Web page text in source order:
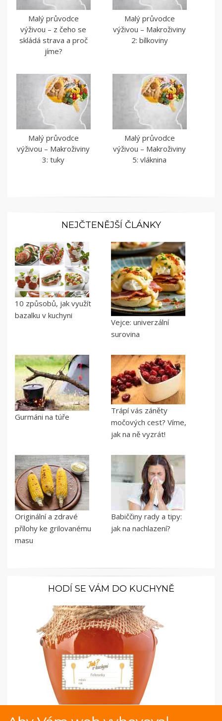
Malý průvodce
výživou – z čeho se
skládá strava a proč
jíme?
Malý průvodce
výživou – Makroživiny
2: bílkoviny
Malý průvodce
výživou – Makroživiny
3: tuky
Malý průvodce
výživou – Makroživiny
5: vláknina
NEJČTENĚJŠÍ ČLÁNKY
10 způsobů, jak využít
bazalku v kuchyni
Vejce: univerzální
surovina
Gurmáni na túře
Trápí vás záněty
močových cest? Víme,
jak na ně vyzrát!
Originální a zdravé
přílohy ke grilovanému
masu
Babiččiny rady a tipy:
jak na nachlazení?
HODÍ SE VÁM DO KUCHYNĚ
Samolepky pro kořenky: Na kostkovaném